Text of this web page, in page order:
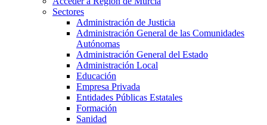
Sectores
Administración de Justicia
Administración General de las Comunidades
Autónomas
Administración General del Estado
Administración Local
Educación
Empresa Privada
Entidades Públicas Estatales
Formación
Sanidad